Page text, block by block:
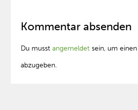
Kommentar absenden
Du musstangemeldet sein, um
abzugeben.